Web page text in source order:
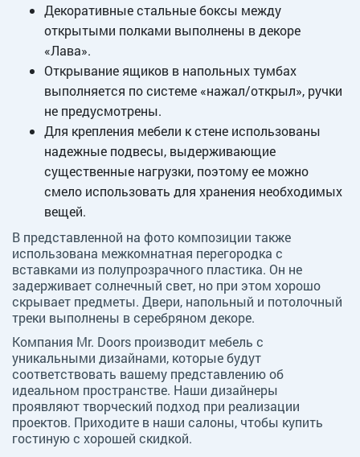
Декоративные стальные боксы между
открытыми полками выполнены в декоре
«Лава».
Открывание ящиков в напольных тумбах
выполняется по системе «нажал/открыл», ручки
не предусмотрены.
Для крепления мебели к стене использованы
надежные подвесы, выдерживающие
существенные нагрузки, поэтому ее можно
смело использовать для хранения необходимых
вещей.
В представленной на фото композиции также
использована межкомнатная перегородка с
вставками из полупрозрачного пластика. Он не
задерживает солнечный свет, но при этом хорошо
скрывает предметы. Двери, напольный и потолочный
треки выполнены в серебряном декоре.
Компания Mr. Doors производит мебель с
уникальными дизайнами, которые будут
соответствовать вашему представлению об
идеальном пространстве. Наши дизайнеры
проявляют творческий подход при реализации
проектов. Приходите в наши салоны, чтобы купить
гостиную с хорошей скидкой.